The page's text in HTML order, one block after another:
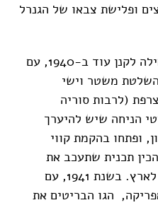
ופלישת צבאו של הגנרל
למעשה, תחושת הסכנה התחילה לקנן עוד ב-1940, עם
משטר וישי
(לרבות סוריה
הניחה שיש להיערך
ופתחו בהקמת קווי
תכנית שתעכב את
הכוחות הגרמניים אם יפלשו לארץ. בשנת 1941, עם
הגו הבריטים את